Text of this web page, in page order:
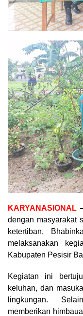
KARYANASIONAL
dengan masyarakat
ketertiban,
melaksanakan
Kabupaten Pesisir
Kegiatan ini
keluhan, dan
lingkungan.
memberikan